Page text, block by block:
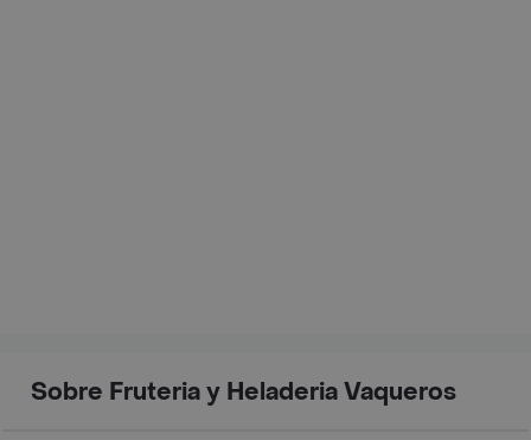
Sobre Fruteria y Heladeria Vaqueros